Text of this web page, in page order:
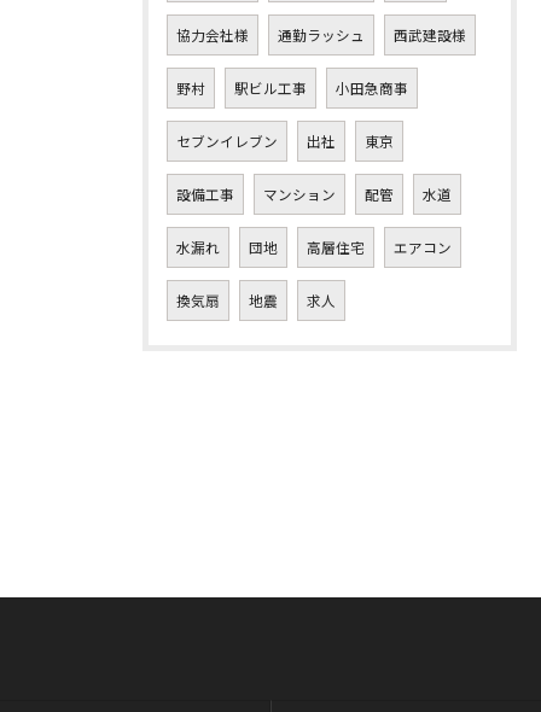
協力会社様 通勤ラッシュ 西武建設様
野村 駅ビル工事 小田急商事
セブンイレブン 出社 東京
設備工事 マンション 配管 水道
水漏れ 団地 高層住宅 エアコン
換気扇 地震 求人